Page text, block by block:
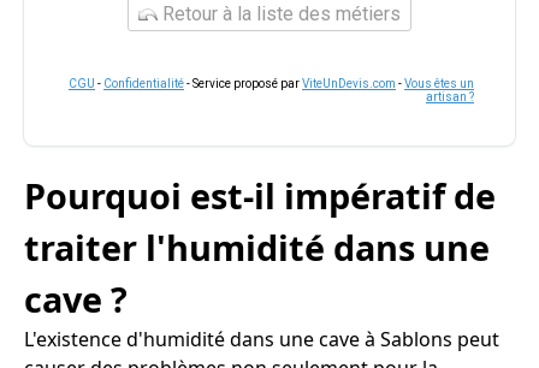
Retour à la liste des métiers
CGU - Confidentialité- Service proposé parViteUnDevis.com -Vous êtes un
artisan ?
Pourquoi est-il impératif de
traiter l'humidité dans une
cave ?
L'existence d'humidité dans une cave à Sablons peut